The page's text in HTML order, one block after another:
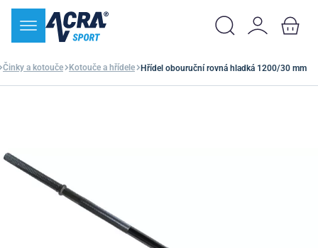
Činky a kotouče Kotouče a hřídele Hřídel obouruční rovná hladká 1200/30 mm